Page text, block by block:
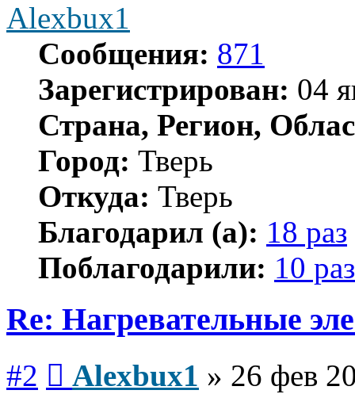
Alexbux1
Сообщения: 871
Зарегистрирован: 04
Страна, Регион,
Город: Тверь
Откуда: Тверь
Благодарил (а): 18 раз
Поблагодарили: 10 раз
Re: Нагревательные
#2 Alexbux1 » 26 фев